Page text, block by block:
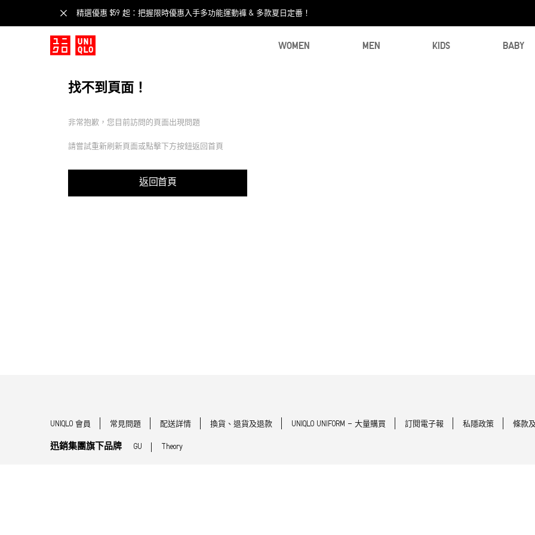
精選優惠 $59 起：把握限時優惠入手多功能運動褲 & 多款夏日定番！​
WOMEN MEN KIDS BABY
找不到頁面！
非常抱歉，您目前訪問的頁面出現問題
請嘗試重新刷新頁面或點擊下方按鈕返回首頁
返回首頁
UNIQLO 會員 常見問題 配送詳情 換貨、退貨及退款 UNIQLO UNIFORM - 大量購買 訂閱電子報 私隱政策 條款
迅銷集團旗下品牌 GU Theory